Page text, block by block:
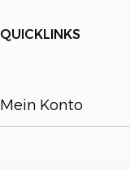
QUICKLINKS
Mein Konto